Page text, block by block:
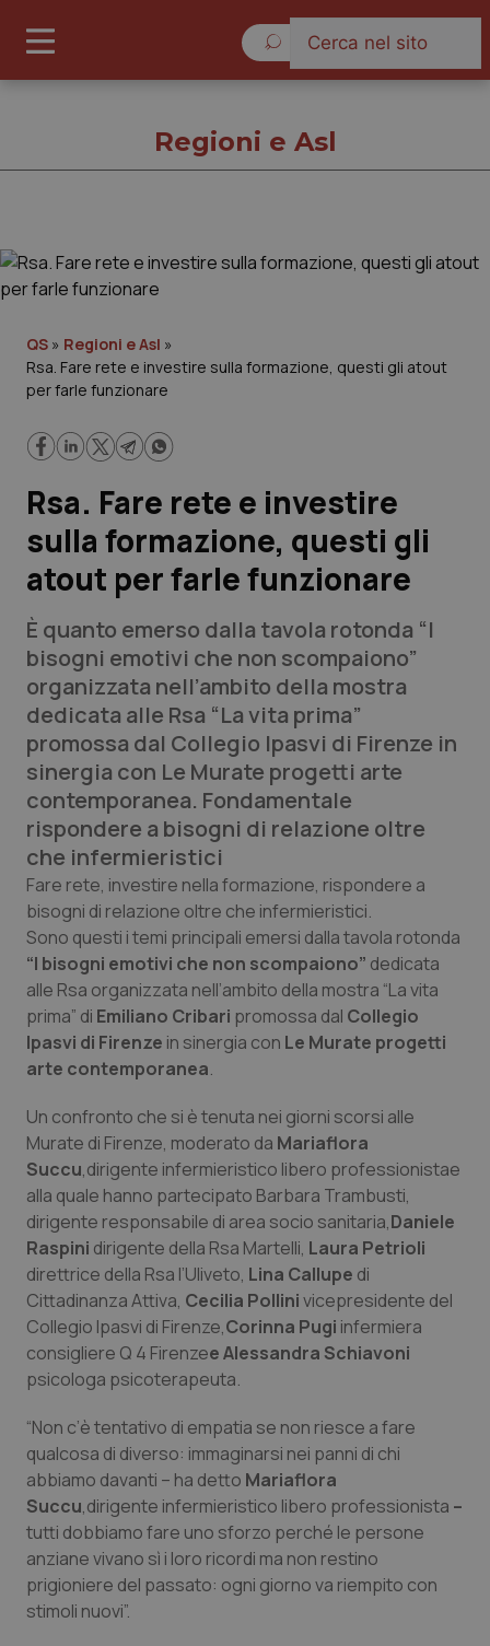
Governo e Parlamento
Regioni e Asl
Lavoro e Professioni
Scienza e Farmaci
Studi e Analisi
Lettere al direttore
Edizioni Regionali
QS Pro
Professionisti Sanitari.AI
Abruzzo
Basilicata
Calabria
Campania
Emilia-Romagna
Friuli Venezia Giulia
Lazio
Liguria
Lombardia
Marche
Molise
Piemonte
Provincia Autonoma di Bolzano
Provincia Autonoma di Trento
QS Pro Gold
Artrite & artrosi
Asma & BPCO
Car-T
Colesterolo & coronaropatie
Dermatite Atopica
Diabete & glucometri
Disturbi dell’umore
Dolore
Donna & Salute
Epatiti
HIV
Infezioni & Febbre
Ipertensione & Scompenso
QS Club Newsletter
Regioni e Asl
QS » Regioni e Asl »
Rsa. Fare rete e investire sulla formazione, questi gli atout
per farle funzionare
Rsa. Fare rete e investire
sulla formazione, questi gli
atout per farle funzionare
È quanto emerso dalla tavola rotonda “I
bisogni emotivi che non scompaiono”
organizzata nell’ambito della mostra
dedicata alle Rsa “La vita prima”
promossa dal Collegio Ipasvi di Firenze in
sinergia con Le Murate progetti arte
contemporanea. Fondamentale
rispondere a bisogni di relazione oltre
che infermieristici
Fare rete, investire nella formazione, rispondere a
bisogni di relazione oltre che infermieristici.
Sono questi i temi principali emersi dalla tavola rotonda
“I bisogni emotivi che non scompaiono” dedicata
alle Rsa organizzata nell’ambito della mostra “La vita
prima” di Emiliano Cribari promossa dal Collegio
Ipasvi di Firenze in sinergia con Le Murate progetti
arte contemporanea.
Un confronto che si è tenuta nei giorni scorsi alle
Murate di Firenze, moderato da Mariaflora
Succu,dirigente infermieristico libero professionistae
alla quale hanno partecipato Barbara Trambusti,
dirigente responsabile di area socio sanitaria,Daniele
Raspini dirigente della Rsa Martelli, Laura Petrioli
direttrice della Rsa l’Uliveto, Lina Callupe di
Cittadinanza Attiva, Cecilia Pollinivicepresidente del
Collegio Ipasvi di Firenze,Corinna Pugi infermiera
consigliere Q 4 Firenzee Alessandra Schiavoni
psicologa psicoterapeuta.
“Non c’è tentativo di empatia se non riesce a fare
qualcosa di diverso: immaginarsi nei panni di chi
abbiamo davanti – ha detto Mariaflora
Succu,dirigente infermieristico libero professionista –
tutti dobbiamo fare uno sforzo perché le persone
anziane vivano sì i loro ricordi ma non restino
prigioniere del passato: ogni giorno va riempito con
stimoli nuovi”.